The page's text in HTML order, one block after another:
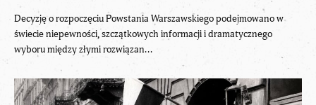
Decyzję o rozpoczęciu Powstania Warszawskiego podejmowano w
świecie niepewności, szczątkowych informacji i dramatycznego
wyboru między złymi rozwiązan...